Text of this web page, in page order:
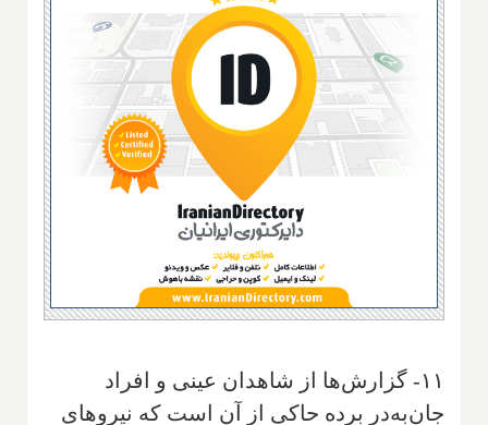
۱۱- گزارش‌ها از شاهدان عینی و افراد
جان‌به‌در برده حاکی از آن است که نیروهای